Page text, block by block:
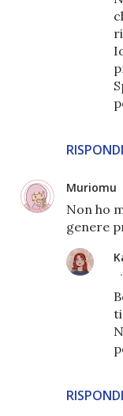
RISPONDI
Muriomu
Non ho
genere
RISPONDI
ti